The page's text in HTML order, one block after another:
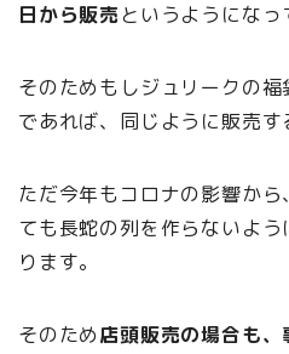
日から販売というようになっ
そのためもしジュリークの
であれば、同じように販売す
ただ今年もコロナの影響か
ても長蛇の列を作らないよ
ります。
そのため店頭販売の場合も